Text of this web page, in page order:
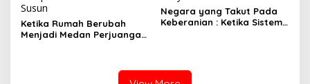
Susun
Ketika Rumah Berubah
Menjadi Medan Perjuangan
Gelap Tata Kelola Rumah
Negara yang Takut Pada
Keberanian : Ketika Sistem